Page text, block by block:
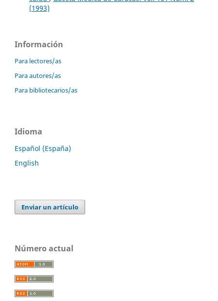
(1993)
Información
Para lectores/as
Para autores/as
Para bibliotecarios/as
Idioma
Español (España)
English
Enviar un artículo
Número actual